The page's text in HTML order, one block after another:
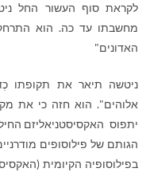
לקראת סוף העשור החל
מחשבתו עד כה. הוא התרחק
האדונים"
ניטשה תיאר את תקופתו
אלוהים". הוא חזה כי את
יתפוס האקסיסטניאליזם
הגותם של פילוסופים
בפילוסופיה הקיומית